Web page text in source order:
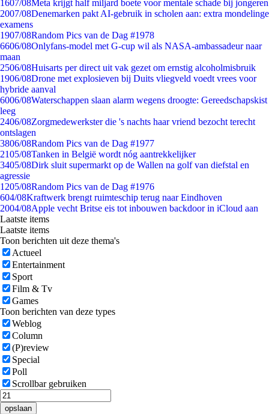
1607/08Meta krijgt half miljard boete voor mentale schade bij jongeren
2007/08Denemarken pakt AI-gebruik in scholen aan: extra mondelinge
examens
1907/08Random Pics van de Dag #1978
6606/08Onlyfans-model met G-cup wil als NASA-ambassadeur naar
maan
2506/08Huisarts per direct uit vak gezet om ernstig alcoholmisbruik
1906/08Drone met explosieven bij Duits vliegveld voedt vrees voor
hybride aanval
6006/08Waterschappen slaan alarm wegens droogte: Gereedschapskist
leeg
2406/08Zorgmedewerkster die 's nachts haar vriend bezocht terecht
ontslagen
3806/08Random Pics van de Dag #1977
2105/08Tanken in België wordt nóg aantrekkelijker
3405/08Dirk sluit supermarkt op de Wallen na golf van diefstal en
agressie
1205/08Random Pics van de Dag #1976
604/08Kraftwerk brengt ruimteschip terug naar Eindhoven
2004/08Apple vecht Britse eis tot inbouwen backdoor in iCloud aan
Laatste items
Laatste items
Toon berichten uit deze thema's
Actueel
Entertainment
Sport
Film & Tv
Games
Toon berichten van deze types
Weblog
Column
(P)review
Special
Poll
Scrollbar gebruiken
opslaan